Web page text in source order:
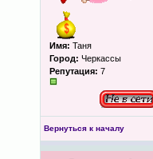
Имя: Таня
Город: Черкассы
Репутация: 7
Вернуться к началу